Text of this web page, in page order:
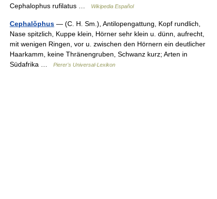
Cephalophus rufilatus …
Wikipedia Español
Cephalŏphus — (C. H. Sm.), Antilopengattung, Kopf rundlich,
Nase spitzlich, Kuppe klein, Hörner sehr klein u. dünn, aufrecht,
mit wenigen Ringen, vor u. zwischen den Hörnern ein deutlicher
Haarkamm, keine Thränengruben, Schwanz kurz; Arten in
Südafrika …
Pierer's Universal-Lexikon